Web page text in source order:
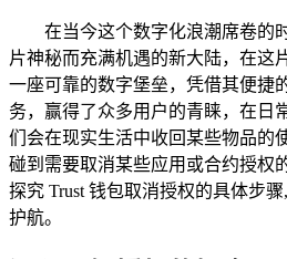
在当今这个数字化浪潮席卷的
片神秘而充满机遇的新大陆，在这
一座可靠的数字堡垒，凭借其便捷
务，赢得了众多用户的青睐，在日
们会在现实生活中收回某些物品的
碰到需要取消某些应用或合约授权
探究 Trust 钱包取消授权的具体步
护航。